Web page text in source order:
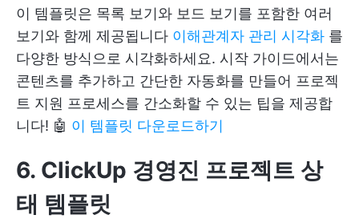
이 템플릿은 목록 보기와 보드 보기를 포함한 여러
보기와 함께 제공됩니다 이해관계자 관리 시각화 를
다양한 방식으로 시각화하세요. 시작 가이드에서는
콘텐츠를 추가하고 간단한 자동화를 만들어 프로젝
트 지원 프로세스를 간소화할 수 있는 팁을 제공합
니다! 🤖 이 템플릿 다운로드하기
6. ClickUp 경영진 프로젝트 상
태 템플릿